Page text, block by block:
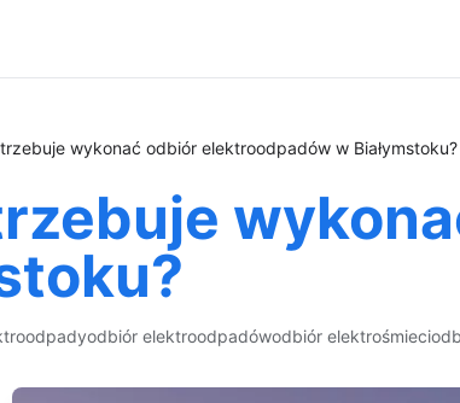
wykonać odbiór elektroodpadów w Białymstoku?
odbiór elektroodpadówodbiór elektrośmieci